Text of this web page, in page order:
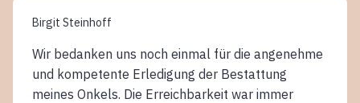
Birgit Steinhoff
Wir bedanken uns noch einmal für die angenehme
und kompetente Erledigung der Bestattung
meines Onkels. Die Erreichbarkeit war immer